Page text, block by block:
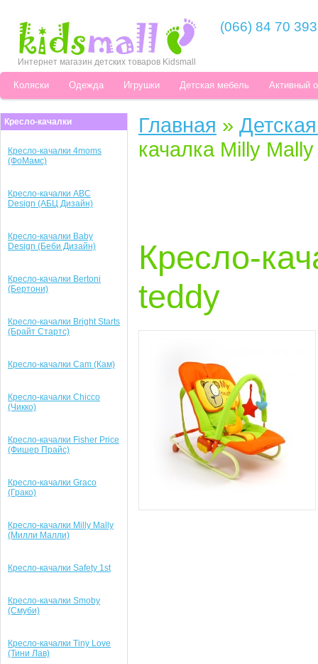
Интернет магазин детских товаров Kidsmall
(066) 84 70 393
Коляски Одежда Игрушки Детская мебель Активный
Кресло-качалки
Кресло-качалки 4moms
(ФоМамс)
Кресло-качалки ABC
Design (АБЦ Дизайн)
Кресло-качалки Baby
Design (Беби Дизайн)
Кресло-качалки Bertoni
(Бертони)
Кресло-качалки Bright Starts
(Брайт Стартс)
Кресло-качалки Cam (Кам)
Кресло-качалки Chicco
(Чикко)
Кресло-качалки Fisher Price
(Фишер Прайс)
Кресло-качалки Graco
(Грако)
Кресло-качалки Milly Mally
(Милли Малли)
Кресло-качалки Safety 1st
Кресло-качалки Smoby
(Смуби)
Кресло-качалки Tiny Love
(Тини Лав)
Главная »
качалка Milly
Кресло-
teddy